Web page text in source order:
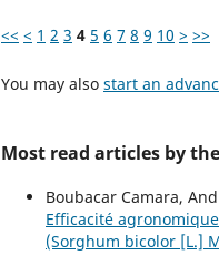
<< < 1 2 3 4 5 6 7 8 9 10 > >>
You may also start an
Most read articles by
Boubacar Camara,
Efficacité
(Sorghum bicolor [L.]